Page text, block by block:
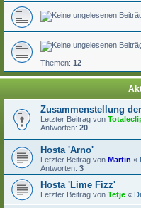
Themen: 12
Zusammenstellung
Letzter Beitrag von
Antworten: 20
Hosta 'Arno'
Letzter Beitrag von Martin «
Antworten: 3
Hosta 'Lime Fizz'
Letzter Beitrag von Tetje «